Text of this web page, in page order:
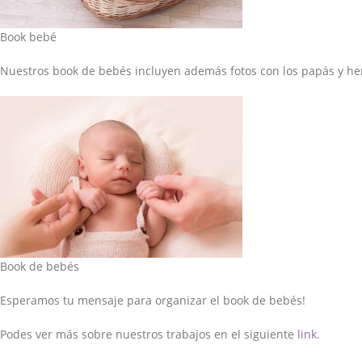
Book bebé
Nuestros book de bebés incluyen además fotos con los papás y
Book de bebés
Esperamos tu mensaje para organizar el book de bebés!
Podes ver más sobre nuestros trabajos en el siguiente link.